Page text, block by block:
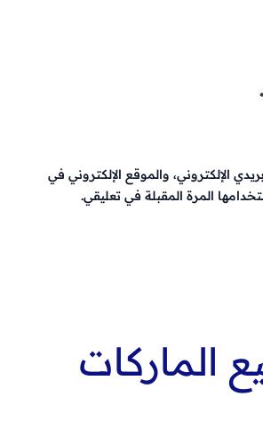
الإلكتروني، والموقع الإلكتروني في
المرة المقبلة في تعليقي.
الماركات